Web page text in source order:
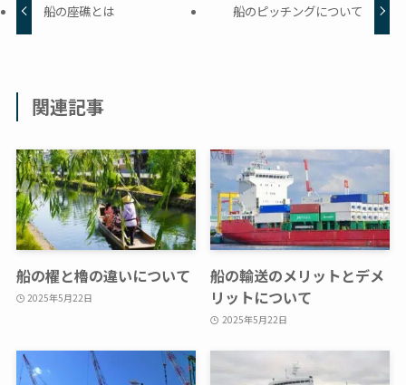
船の座礁とは 船のピッチングについて
関連記事
船の櫂と櫓の違いについて
2025年5月22日
船の輸送のメリットとデメ
リットについて
2025年5月22日